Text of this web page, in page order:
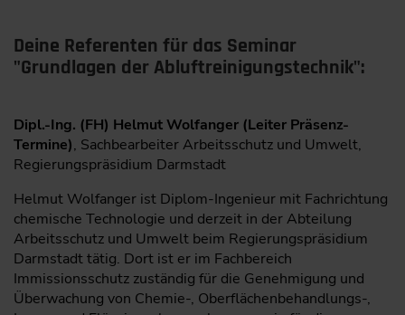
Deine Referenten für das Seminar
"Grundlagen der Abluftreinigungstechnik":
Dipl.-Ing. (FH) Helmut Wolfanger (Leiter Präsenz-
Termine), Sachbearbeiter ­Arbeitsschutz und Umwelt,
Regierungspräsidium Darmstadt
Helmut Wolfanger ist Diplom-Ingenieur mit Fachrichtung
chemische Technologie und derzeit in der Abteilung
Arbeitsschutz und Umwelt beim Regierungspräsidium
Darmstadt tätig. Dort ist er im Fachbereich
Immissionsschutz zuständig für die Genehmigung und
Überwachung von Chemie-, Oberflächenbehandlungs-,